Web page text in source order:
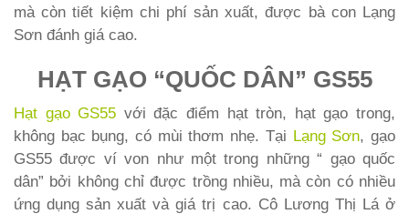
mà còn tiết kiệm chi phí sản xuất, được bà con Lạng
Sơn đánh giá cao.
HẠT GẠO “QUỐC DÂN” GS55
Hạt gạo GS55 với đặc điểm hạt tròn, hạt gạo trong,
không bạc bụng, có mùi thơm nhẹ. Tại Lạng Sơn, gạo
GS55 được ví von như một trong những “ gạo quốc
dân” bởi không chỉ được trồng nhiều, mà còn có nhiều
ứng dụng sản xuất và giá trị cao. Cô Lương Thị Lá ở